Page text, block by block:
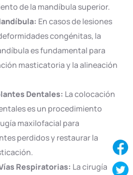
de la mandíbula superior.
En casos de lesiones
congénitas, la
es fundamental para
masticatoria y la alineación
Dentales: La colocación
es un procedimiento
maxilofacial para
perdidos y restaurar la
Respiratorias: La cirugía